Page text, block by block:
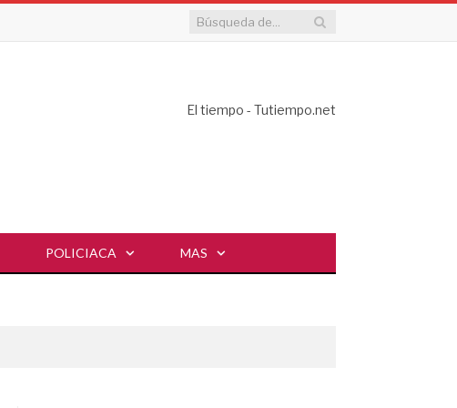
El tiempo - Tutiempo.net
POLICIACA MAS